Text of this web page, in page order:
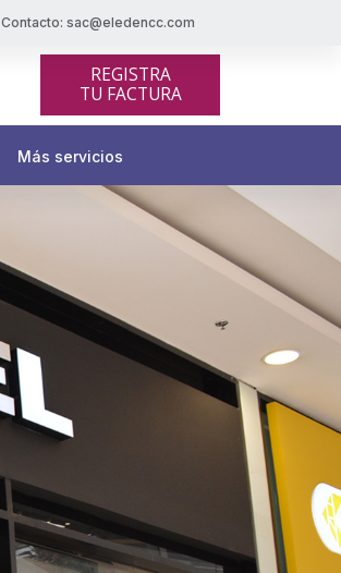
Contacto: sac@eledencc.com
Botón de búsquedaREGISTRA
TU FACTURA
Más servicios